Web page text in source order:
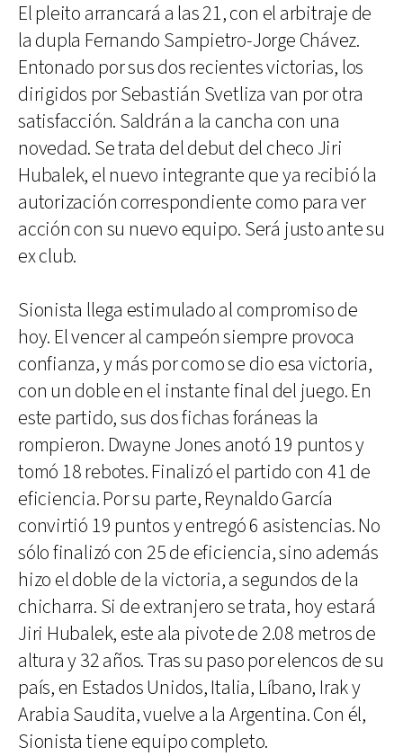
El pleito arrancará a las 21, con el arbitraje de
la dupla Fernando Sampietro-Jorge Chávez.
Entonado por sus dos recientes victorias, los
dirigidos por Sebastián Svetliza van por otra
satisfacción. Saldrán a la cancha con una
novedad. Se trata del debut del checo Jiri
Hubalek, el nuevo integrante que ya recibió la
autorización correspondiente como para ver
acción con su nuevo equipo. Será justo ante su
ex club.
Sionista llega estimulado al compromiso de
hoy. El vencer al campeón siempre provoca
confianza, y más por como se dio esa victoria,
con un doble en el instante final del juego. En
este partido, sus dos fichas foráneas la
rompieron. Dwayne Jones anotó 19 puntos y
tomó 18 rebotes. Finalizó el partido con 41 de
eficiencia. Por su parte, Reynaldo García
convirtió 19 puntos y entregó 6 asistencias. No
sólo finalizó con 25 de eficiencia, sino además
hizo el doble de la victoria, a segundos de la
chicharra. Si de extranjero se trata, hoy estará
Jiri Hubalek, este ala pivote de 2.08 metros de
altura y 32 años. Tras su paso por elencos de su
país, en Estados Unidos, Italia, Líbano, Irak y
Arabia Saudita, vuelve a la Argentina. Con él,
Sionista tiene equipo completo.